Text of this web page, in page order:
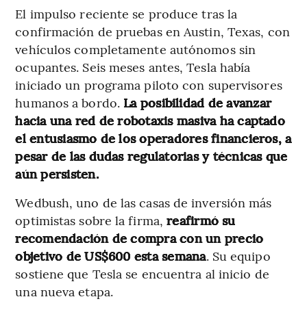
El impulso reciente se produce tras la
confirmación de pruebas en Austin, Texas, con
vehículos completamente autónomos sin
ocupantes. Seis meses antes, Tesla había
iniciado un programa piloto con supervisores
humanos a bordo. La posibilidad de avanzar
hacia una red de robotaxis masiva ha captado
el entusiasmo de los operadores financieros, a
pesar de las dudas regulatorias y técnicas que
aún persisten.
Wedbush, uno de las casas de inversión más
optimistas sobre la firma,reafirmó su
recomendación de compra con un precio
objetivo de US$600 esta semana. Su equipo
sostiene que Tesla se encuentra al inicio de
una nueva etapa.